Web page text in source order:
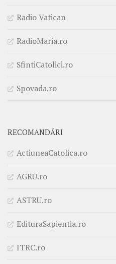
Radio Vatican
RadioMaria.ro
SfintiCatolici.ro
Spovada.ro
RECOMANDĂRI
ActiuneaCatolica.ro
AGRU.ro
ASTRU.ro
EdituraSapientia.ro
ITRC.ro